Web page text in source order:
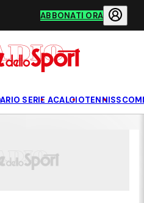
ABBONATI ORA
SERIE ACALCIOTENNIS